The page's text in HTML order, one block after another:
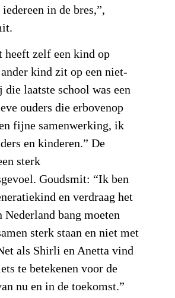
in de bres,”,
zelf een kind op
kind zit op een niet-
die laatste school was een
ouders die erbovenop
fijne samenwerking, ik
en kinderen.” De
sterk
Goudsmit: “Ik ben
en verdraag het
bang moeten
sterk staan en niet met
als Shirli en Anetta vind
te betekenen voor de
nu en in de toekomst.”